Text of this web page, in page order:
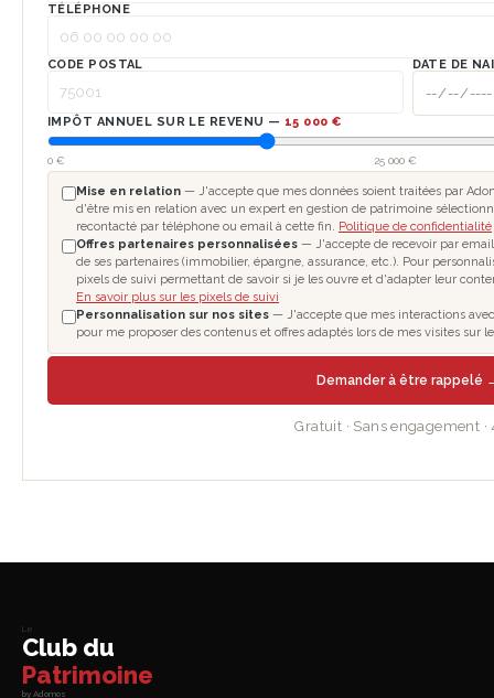
TÉLÉPHONE
CODE POSTAL DATE DE
IMPÔT ANNUEL SUR LE REVENU — 15 000 €
0 € 25 000 €
Mise en relation — J'accepte que mes données soient traitées par
d'être mis en relation avec un expert en gestion de patrimoine
recontacté par téléphone ou email à cette fin. Politique de confidentialité
Offres partenaires personnalisées — J'accepte de recevoir par email
de ses partenaires (immobilier, épargne, assurance, etc.). Pour
pixels de suivi permettant de savoir si je les ouvre et d'adapter leur
En savoir plus sur les pixels de suivi
Personnalisation sur nos sites — J'accepte que mes interactions
pour me proposer des contenus et offres adaptés lors de mes visites sur
Demander à être rappelé
Gratuit · Sans engagement ·
Le
Club du
Patrimoine
by Adomos